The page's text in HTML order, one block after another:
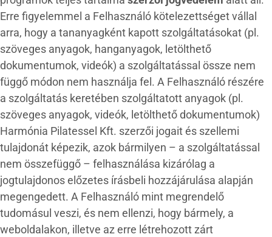
Erre figyelemmel a Felhasználó kötelezettséget vállal
arra, hogy a tananyagként kapott szolgáltatásokat (pl.
szöveges anyagok, hanganyagok, letölthető
dokumentumok, videók) a szolgáltatással össze nem
függő módon nem használja fel. A Felhasználó részére
a szolgáltatás keretében szolgáltatott anyagok (pl.
szöveges anyagok, videók, letölthető dokumentumok)
Harmónia Pilatessel Kft. szerzői jogait és szellemi
tulajdonát képezik, azok bármilyen – a szolgáltatással
nem összefüggő – felhasználása kizárólag a
jogtulajdonos előzetes írásbeli hozzájárulása alapján
megengedett. A Felhasználó mint megrendelő
tudomásul veszi, és nem ellenzi, hogy bármely, a
weboldalakon, illetve az erre létrehozott zárt